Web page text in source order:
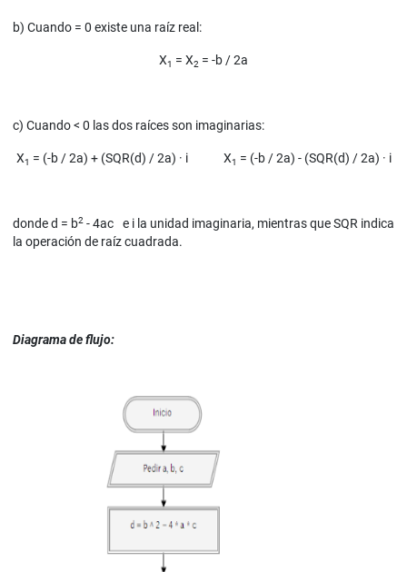
b) Cuando = 0 existe una raíz real:
X1 = X2 = -b / 2a
c) Cuando < 0 las dos raíces son imaginarias:
X1 = (-b / 2a) + (SQR(d) / 2a) · i X1 = (-b / 2a) - (SQR(d) / 2a) · i
donde d = b2- 4ac e i la unidad imaginaria, mientras que SQR indica
la operación de raíz cuadrada.
Diagrama de flujo: